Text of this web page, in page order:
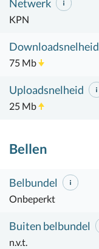
Netwerk
KPN
Downloadsnelheid
75 Mb
Uploadsnelheid
25 Mb
Bellen
Belbundel
Onbeperkt
Buiten belbundel
n.v.t.